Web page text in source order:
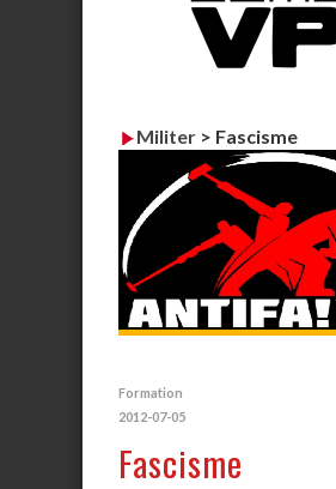
Militer > Fascisme
Formation
2012-07-05
Fascisme